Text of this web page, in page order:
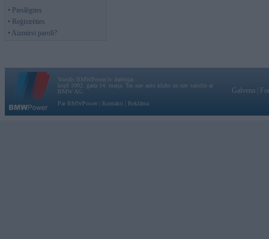
• Pieslēgties
• Reģistrēties
• Aizmirsi paroli?
Vortāls BMWPower.lv darbojas
kopš 2002. gada 14. maija. Tas nav auto klubs un nav saistīts ar
BMW AG.
Par BMWPower
Kontakti Reklāma
Galvena